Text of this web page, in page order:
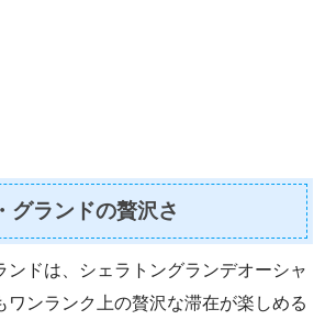
グランドの贅沢さ
ンドは、シェラトングランデオーシャ
ワンランク上の贅沢な滞在が楽しめる